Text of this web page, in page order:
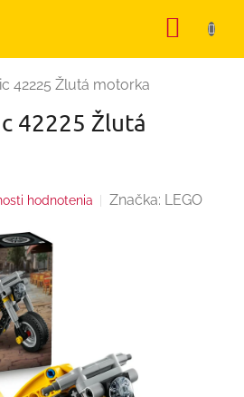
42225 Žlutá motorka
42225 Žlutá
hodnotenia Značka: LEGO